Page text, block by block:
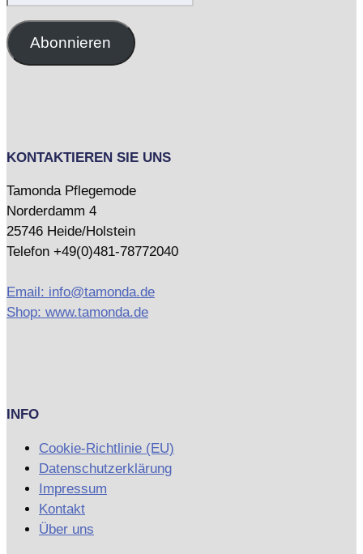
AdresseAbonnieren
KONTAKTIEREN SIE UNS
Tamonda Pflegemode
Norderdamm 4
25746 Heide/Holstein
Telefon +49(0)481-78772040
Email: info@tamonda.de
Shop: www.tamonda.de
INFO
Cookie-Richtlinie (EU)
Datenschutzerklärung
Impressum
Kontakt
Über uns